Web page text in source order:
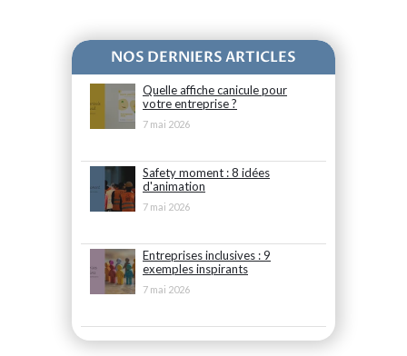
NOS DERNIERS ARTICLES
Quelle affiche canicule pour
votre entreprise ?
7 mai 2026
Safety moment : 8 idées
d'animation
7 mai 2026
Entreprises inclusives : 9
exemples inspirants
7 mai 2026